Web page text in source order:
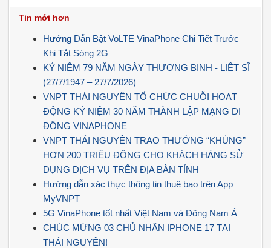
Tin mới hơn
Hướng Dẫn Bật VoLTE VinaPhone Chi Tiết Trước
Khi Tắt Sóng 2G
KỶ NIỆM 79 NĂM NGÀY THƯƠNG BINH - LIỆT SĨ
(27/7/1947 – 27/7/2026)
VNPT THÁI NGUYÊN TỔ CHỨC CHUỖI HOẠT
ĐỘNG KỶ NIỆM 30 NĂM THÀNH LẬP MẠNG DI
ĐỘNG VINAPHONE
VNPT THÁI NGUYÊN TRAO THƯỞNG “KHỦNG”
HƠN 200 TRIỆU ĐỒNG CHO KHÁCH HÀNG SỬ
DỤNG DỊCH VỤ TRÊN ĐỊA BÀN TỈNH
Hướng dẫn xác thực thông tin thuê bao trên App
MyVNPT
5G VinaPhone tốt nhất Việt Nam và Đông Nam Á
CHÚC MỪNG 03 CHỦ NHÂN IPHONE 17 TẠI
THÁI NGUYÊN!